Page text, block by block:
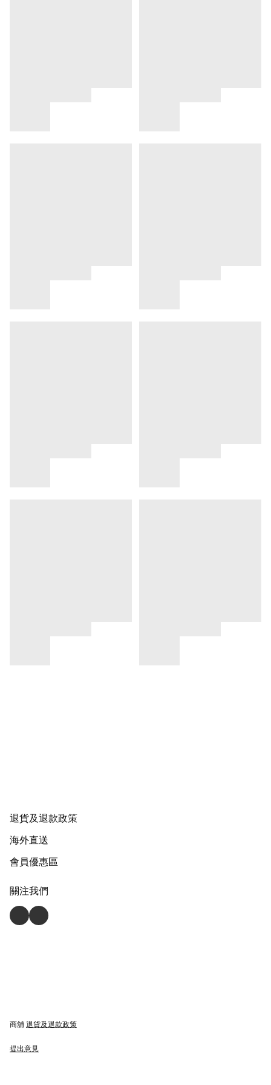
退貨及退款政策
海外直送
會員優惠區
關注我們
商舖 退貨及退款政策
提出意見